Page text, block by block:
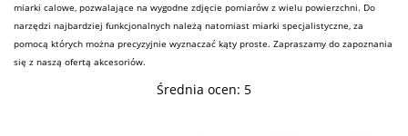
miarki calowe, pozwalające na wygodne zdjęcie pomiarów z wielu powierzchni. Do
narzędzi najbardziej funkcjonalnych należą natomiast miarki specjalistyczne, za
pomocą których można precyzyjnie wyznaczać kąty proste. Zapraszamy do zapoznania
się z naszą ofertą akcesoriów.
Średnia ocen: 5